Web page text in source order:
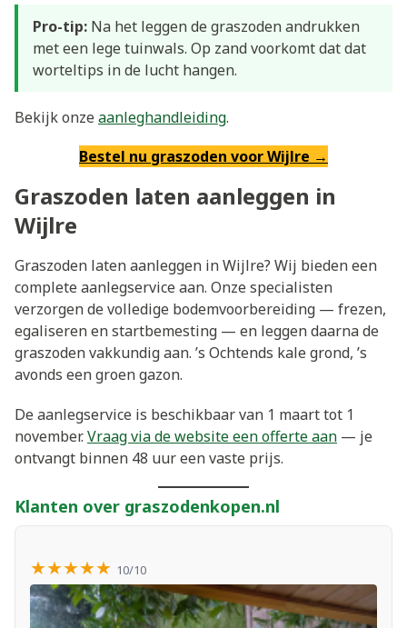
Pro-tip: Na het leggen de graszoden andrukken
met een lege tuinwals. Op zand voorkomt dat dat
worteltips in de lucht hangen.
Bekijk onzeaanleghandleiding.
Bestel nu graszoden voor Wijlre →
Graszoden laten aanleggen in
Wijlre
Graszoden laten aanleggen in Wijlre? Wij bieden een
complete aanlegservice aan. Onze specialisten
verzorgen de volledige bodemvoorbereiding — frezen,
egaliseren en startbemesting — en leggen daarna de
graszoden vakkundig aan. ’s Ochtends kale grond, ’s
avonds een groen gazon.
De aanlegservice is beschikbaar van 1 maart tot 1
november.Vraag via de website een offerte aan — je
ontvangt binnen 48 uur een vaste prijs.
Klanten over graszodenkopen.nl
★★★★★ 10/10